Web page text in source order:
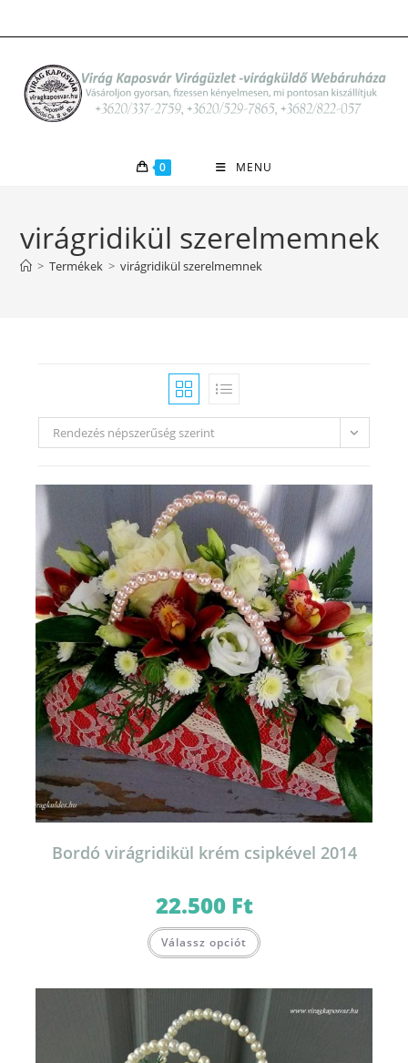
to
0 MENU
virágridikül szerelmemnek
> Termékek > virágridikül szerelmemnek
Rendezés népszerűség szerint
Bordó virágridikül krém csipkével 2014
22.500 Ft
Válassz opciót